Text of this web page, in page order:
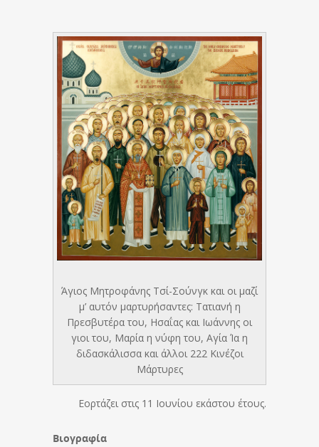
Άγιος Μητροφάνης Τσί-Σούνγκ και οι μαζί
μ’ αυτόν μαρτυρήσαντες: Τατιανή η
Πρεσβυτέρα του, Ησαΐας και Ιωάννης οι
γιοι του, Μαρία η νύφη του, Αγία Ία η
διδασκάλισσα και άλλοι 222 Κινέζοι
Μάρτυρες
Εορτάζει στις 11 Ιουνίου εκάστου έτους.
Βιογραφία